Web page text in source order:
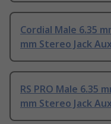
Cordial Male 6.35
mm Stereo Jack
RS PRO Male 6.35
mm Stereo Jack